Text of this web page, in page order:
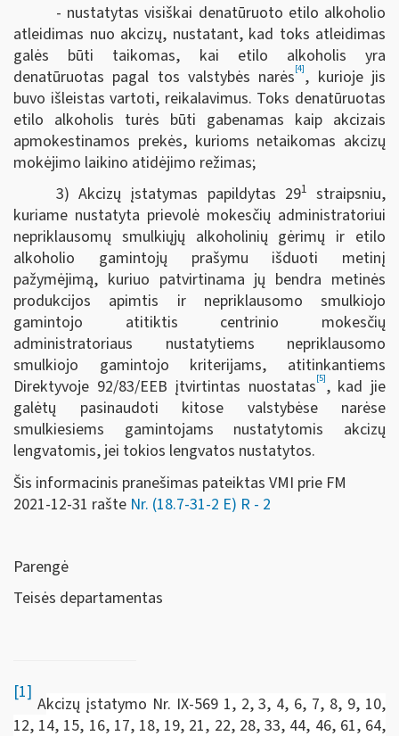
- nustatytas visiškai denatūruoto etilo alkoholio
atleidimas nuo akcizų, nustatant, kad toks atleidimas
galės būti taikomas, kai etilo alkoholis yra
denatūruotas pagal tos valstybės narės[4], kurioje jis
buvo išleistas vartoti, reikalavimus. Toks denatūruotas
etilo alkoholis turės būti gabenamas kaip akcizais
apmokestinamos prekės, kurioms netaikomas akcizų
mokėjimo laikino atidėjimo režimas;
3) Akcizų įstatymas papildytas 291 straipsniu,
kuriame nustatyta prievolė mokesčių administratoriui
nepriklausomų smulkiųjų alkoholinių gėrimų ir etilo
alkoholio gamintojų prašymu išduoti metinį
pažymėjimą, kuriuo patvirtinama jų bendra metinės
produkcijos apimtis ir nepriklausomo smulkiojo
gamintojo atitiktis centrinio mokesčių
administratoriaus nustatytiems nepriklausomo
smulkiojo gamintojo kriterijams, atitinkantiems
Direktyvoje 92/83/EEB įtvirtintas nuostatas[5], kad jie
galėtų pasinaudoti kitose valstybėse narėse
smulkiesiems gamintojams nustatytomis akcizų
lengvatomis, jei tokios lengvatos nustatytos.
Šis informacinis pranešimas pateiktas VMI prie FM
2021-12-31 rašte Nr. (18.7-31-2 E) R - 2
Parengė
Teisės departamentas
[1]
Akcizų įstatymo Nr. IX-569 1, 2, 3, 4, 6, 7, 8, 9, 10,
12, 14, 15, 16, 17, 18, 19, 21, 22, 28, 33, 44, 46, 61, 64,